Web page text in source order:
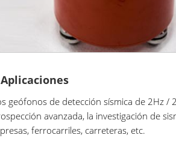
Aplicaciones
geófonos de detección sísmica de 2Hz
avanzada, la investigación de
ferrocarriles, carreteras, etc.